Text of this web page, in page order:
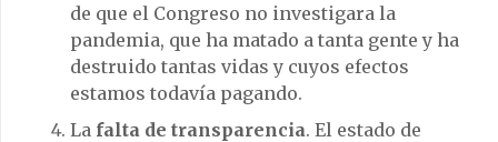
de que el Congreso no investigara la
pandemia, que ha matado a tanta gente y ha
destruido tantas vidas y cuyos efectos
estamos todavía pagando.
La falta de transparencia. El estado de